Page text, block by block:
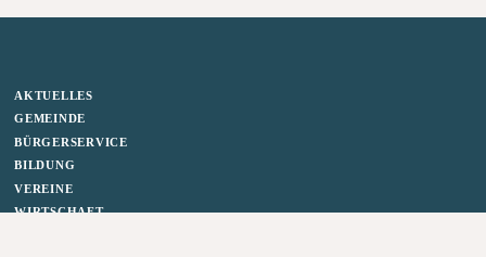
AKTUELLES
GEMEINDE
BÜRGERSERVICE
BILDUNG
VEREINE
WIRTSCHAFT